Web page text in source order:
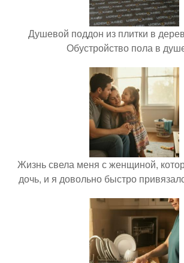
Душевой поддон из плитки в
Обустройство пола в
Жизнь свела меня с женщиной,
дочь, и я довольно быстро